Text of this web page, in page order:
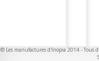
© Les manufactures d'Inopia 2014 - Tous